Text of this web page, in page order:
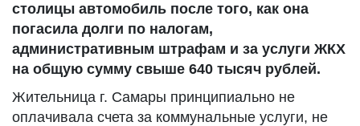
столицы автомобиль после того, как она
погасила долги по налогам,
административным штрафам и за услуги ЖКХ
на общую сумму свыше 640 тысяч рублей.
Жительница г. Самары принципиально не
оплачивала счета за коммунальные услуги, не